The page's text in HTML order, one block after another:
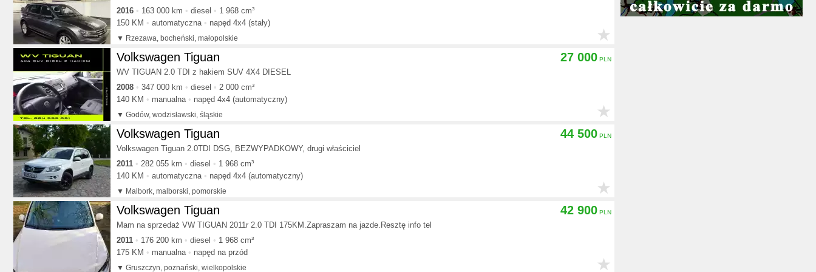
2016
163 000 km diesel
1 968 cm³
150 KM
automatyczna napęd 4x4 (stały)
Rzezawa, bocheński, małopolskie
Volkswagen Tiguan
WV TIGUAN 2.0 TDI z hakiem SUV 4X4 DIESEL
2008
347 000 km diesel
2 000 cm³
140 KM
manualna napęd 4x4 (automatyczny)
Godów, wodzisławski, śląskie
27 000
Volkswagen Tiguan
Volkswagen Tiguan 2.0TDI DSG, BEZWYPADKOWY, drugi właściciel
2011
282 055 km diesel
1 968 cm³
140 KM
automatyczna napęd 4x4 (automatyczny)
Malbork, malborski, pomorskie
44 500
Volkswagen Tiguan
Mam na sprzedaż VW TIGUAN 2011r 2.0 TDI 175KM.Zapraszam na jazde.Resztę info tel
2011
176 200 km diesel
1 968 cm³
175 KM
manualna napęd na przód
Gruszczyn, poznański, wielkopolskie
42 900